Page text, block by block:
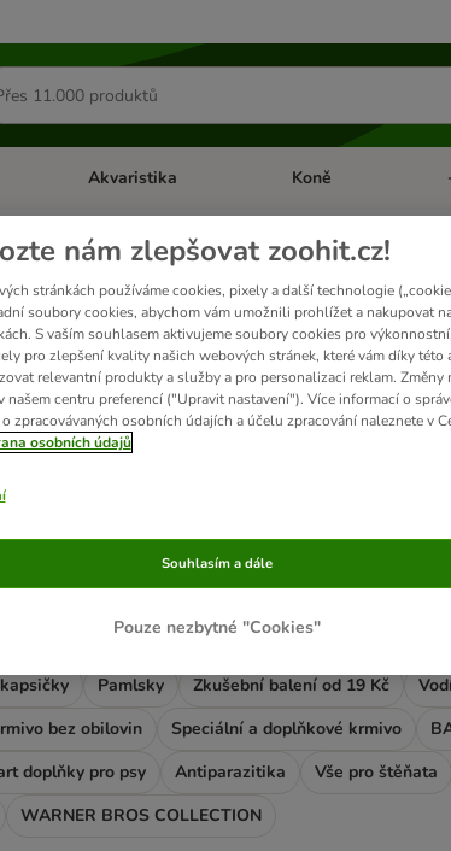
Malá zvířataOtevřít menu: Ptáci
Akvaristika Otevřít menu:
Koně
psů. Maso má nízký obsah cholesterinu a tuku a je ideální
kyseliny, vitamíny a stopové prvky. Maso navíc odpovídá
Pamlsky Zkušební balení od 19 Kč
bez obilovin Speciální a doplňkové krmivo
doplňky pro psy Antiparazitika Vše pro štěňata
WARNER BROS COLLECTION
nám zlepšovat zoohit.cz!
stránkách používáme cookies, pixely a další technologie
soubory cookies, abychom vám umožnili prohlížet a nakupovat
S vaším souhlasem aktivujeme soubory cookies pro
pro zlepšení kvality našich webových stránek, které vám díky této
relevantní produkty a služby a pro personalizaci reklam. Změny
našem centru preferencí ("Upravit nastavení"). Více informací o
zpracovávaných osobních údajích a účelu zpracování naleznete v
osobních údajů
Pouze nezbytné "Cookies"
Souhlasím a dále